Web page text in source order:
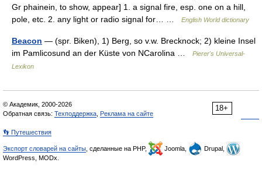
Gr phainein, to show, appear] 1. a signal fire, esp. one on a hill,
pole, etc. 2. any light or radio signal for… …
English World dictionary
Beacon — (spr. Biken), 1) Berg, so v.w. Brecknock; 2) kleine Insel
im Pamlicosund an der Küste von NCarolina …
Pierer's Universal-
Lexikon
18+
© Академик, 2000-2026
Обратная связь: Техподдержка Реклама на сайте
👣 Путешествия
Экспорт словарей на сайты , сделанные на PHP, Joomla,
Drupal,
WordPress, MODx.